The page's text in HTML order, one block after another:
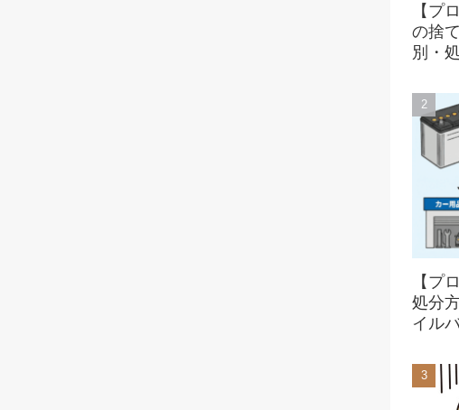
【プ
の捨
別・
【プ
処分
イル